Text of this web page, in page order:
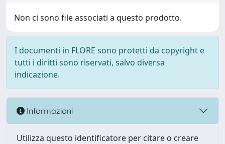
Non ci sono file associati a questo prodotto.
I documenti in FLORE sono protetti da copyright e
tutti i diritti sono riservati, salvo diversa
indicazione.
Informazioni
Utilizza questo identificatore per citare o creare